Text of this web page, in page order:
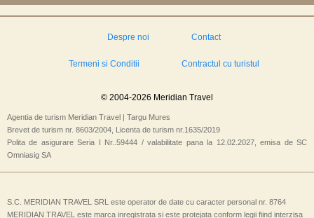
Despre noi Contact
Termeni si Conditii Contractul cu turistul
© 2004-2026 Meridian Travel
Agentia de turism Meridian Travel | Targu Mures
Brevet de turism nr. 8603/2004, Licenta de turism nr.1635/2019
Polita de asigurare Seria I Nr..59444 / valabilitate pana la 12.02.2027, emisa de SC
Omniasig SA
S.C. MERIDIAN TRAVEL SRL este operator de date cu caracter personal nr. 8764
MERIDIAN TRAVEL este marca inregistrata si este protejata conform legii fiind interzisa